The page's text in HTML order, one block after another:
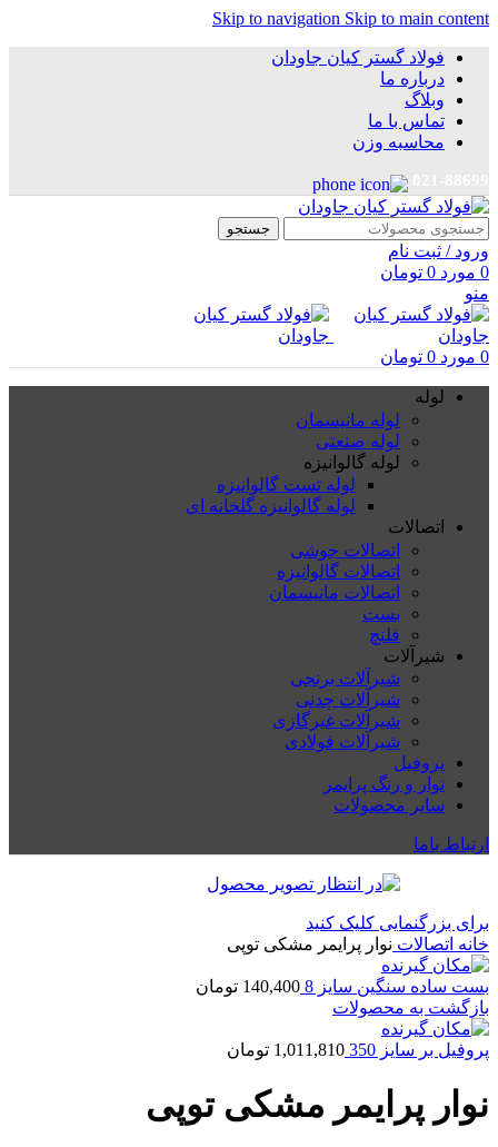
Skip to navigation Skip to main content
فولاد گستر کیان جاودان
درباره ما
وبلاگ
تماس با ما
محاسبه وزن
جستجو
ورود / ثبت نام
0 مورد 0 تومان
منو
0 مورد 0 تومان
لوله
لوله مانیسمان
لوله صنعتی
لوله گالوانیزه
لوله تست گالوانیزه
لوله گالوانیزه گلخانه ای
اتصالات
اتصالات جوشی
اتصالات گالوانیزه
اتصالات مانیسمان
بست
فلنچ
شیرآلات
شیرآلات برنجی
شیرآلات چدنی
شیرآلات غیرگازی
شیرآلات فولادی
پروفیل
نوار و رنگ پرایمر
سایر محصولات
ارتباط باما
برای بزرگنمایی کلیک کنید
خانه اتصالات نوار پرایمر مشکی توپی
بست ساده سنگین سایز 8 140,400 تومان
بازگشت به محصولات
پروفیل بر سایز 350 1,011,810 تومان
نوار پرایمر مشکی توپی